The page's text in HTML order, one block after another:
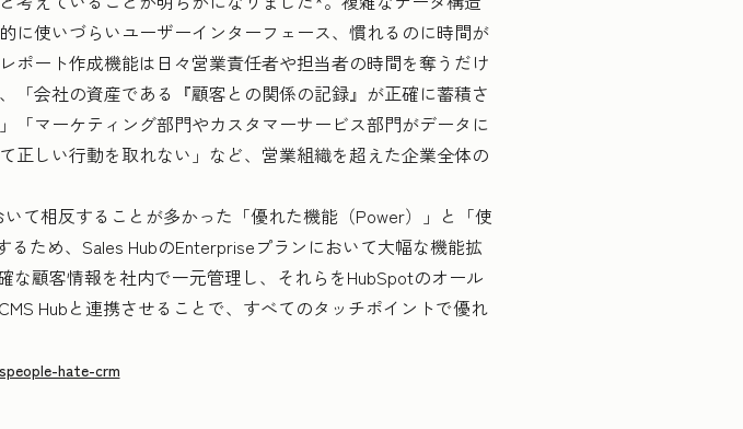
に使いづらいユーザーインターフェース、慣れるのに時間が
ポート作成機能は日々営業責任者や担当者の時間を奪うだけ
「会社の資産である『顧客との関係の記録』が正確に蓄積さ
「マーケティング部門やカスタマーサービス部門がデータに
正しい行動を取れない」など、営業組織を超えた企業全体の
て相反することが多かった「優れた機能（Power）」と「使
ため、Sales HubのEnterpriseプランにおいて大幅な機能拡
な顧客情報を社内で一元管理し、それらをHubSpotのオール
Hubと連携させることで、すべてのタッチポイントで優れ
hate-crm